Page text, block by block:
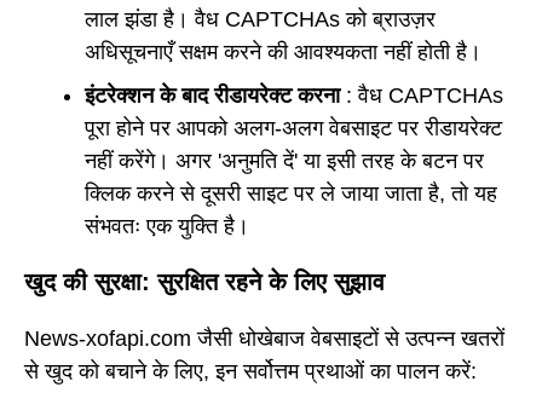
लाल झंडा है। वैध CAPTCHAs को ब्राउज़र
अधिसूचनाएँ सक्षम करने की आवश्यकता नहीं होती है।
इंटरेक्शन के बाद रीडायरेक्ट करना: वैध CAPTCHAs
पूरा होने पर आपको अलग-अलग वेबसाइट पर रीडायरेक्ट
नहीं करेंगे। अगर 'अनुमति दें' या इसी तरह के बटन पर
क्लिक करने से दूसरी साइट पर ले जाया जाता है, तो यह
संभवतः एक युक्ति है।
खुद की सुरक्षा: सुरक्षित रहने के लिए सुझाव
News-xofapi.com जैसी धोखेबाज वेबसाइटों से उत्पन्न खतरों
से खुद को बचाने के लिए, इन सर्वोत्तम प्रथाओं का पालन करें: